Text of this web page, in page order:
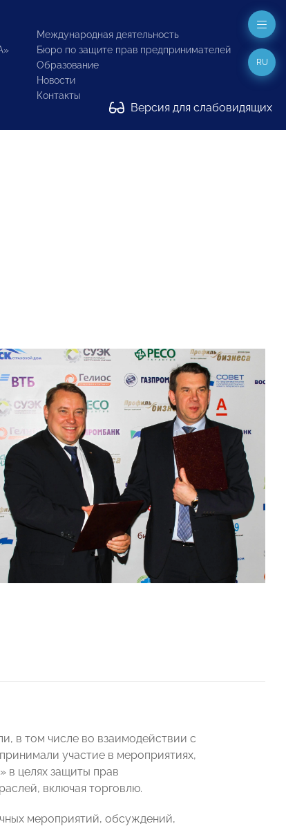
Международная деятельность
Бюро по защите прав предпринимателей
Образование
Новости
Контакты
Версия для слабовидящих
RU
в том числе во взаимодействии с
участие в мероприятиях,
целях защиты прав
включая торговлю.
мероприятий, обсуждений,